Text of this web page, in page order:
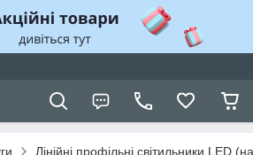
Лінійні профільні світильники LED